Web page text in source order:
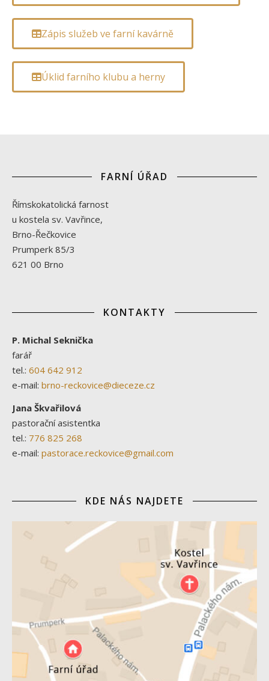
Zápis služeb ve farní kavárně
Úklid farního klubu a herny
FARNÍ ÚŘAD
Římskokatolická farnost
u kostela sv. Vavřince,
Brno-Řečkovice
Prumperk 85/3
621 00 Brno
KONTAKTY
P. Michal Seknička
farář
tel.: 604 642 912
e-mail: brno-reckovice@dieceze.cz
Jana Škvařilová
pastorační asistentka
tel.: 776 825 268
e-mail: pastorace.reckovice@gmail.com
KDE NÁS NAJDETE